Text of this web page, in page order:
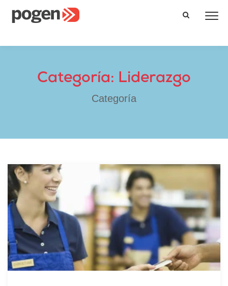
Categoría: Liderazgo
Categoría